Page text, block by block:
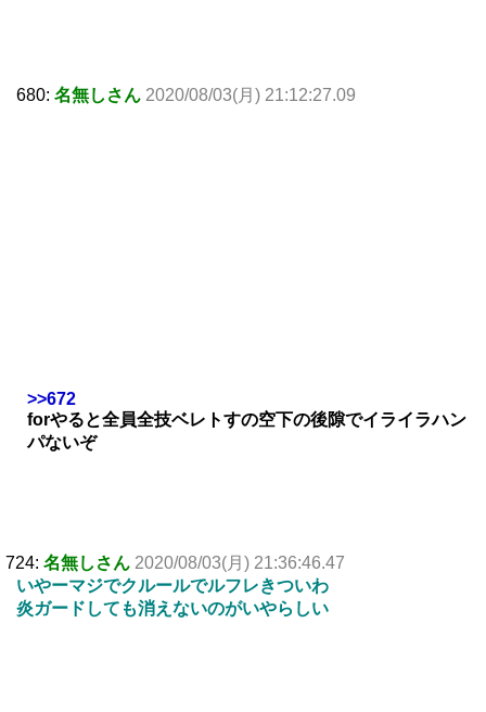
680: 名無しさん 2020/08/03(月) 21:12:27.09
>>672
forやると全員全技ベレトすの空下の後隙でイライラハン
パないぞ
724: 名無しさん 2020/08/03(月) 21:36:46.47
いやーマジでクルールでルフレきついわ
炎ガードしても消えないのがいやらしい